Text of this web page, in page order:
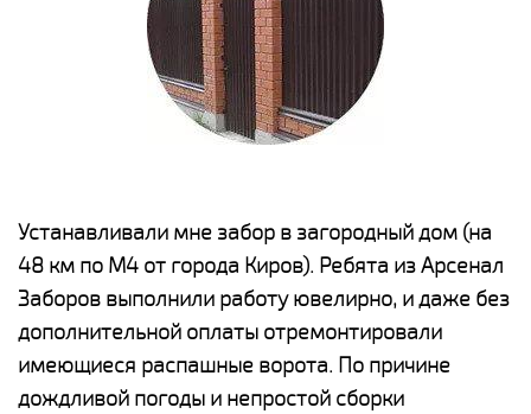
Устанавливали мне забор в загородный дом (на
48 км по М4 от города Киров). Ребята из Арсенал
Заборов выполнили работу ювелирно, и даже без
дополнительной оплаты отремонтировали
имеющиеся распашные ворота. По причине
дождливой погоды и непростой сборки